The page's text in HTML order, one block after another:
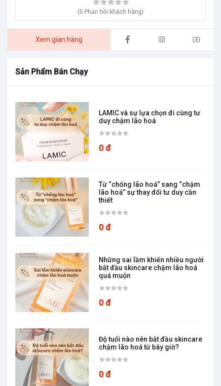
(0 Phản hồi khách hàng)
Xem gian hàng
Sản Phẩm Bán Chạy
LAMIC và sự lựa chọn đi cùng tư
duy chậm lão hoá
0 đ
Từ “chống lão hoá” sang “chậm
lão hoá” sự thay đổi tư duy cần
thiết
0 đ
Những sai lầm khiến nhiều người
bắt đầu skincare chậm lão hoá
quá muộn
0 đ
Độ tuổi nào nên bắt đầu skincare
chậm lão hoá từ bây giờ?
0 đ